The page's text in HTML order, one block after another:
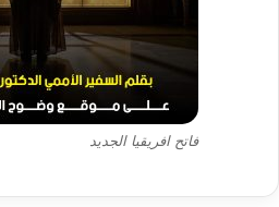
فاتح افريقيا الجديد